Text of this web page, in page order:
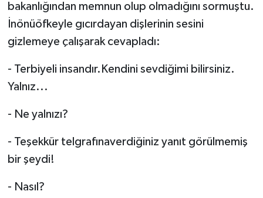
bakanlığından memnun olup olmadığını sormuştu.
İnönüöfkeyle gıcırdayan dişlerinin sesini
gizlemeye çalışarak cevapladı:
- Terbiyeli insandır.Kendini sevdiğimi bilirsiniz.
Yalnız...
- Ne yalnızı?
- Teşekkür telgrafınaverdiğiniz yanıt görülmemiş
bir şeydi!
- Nasıl?